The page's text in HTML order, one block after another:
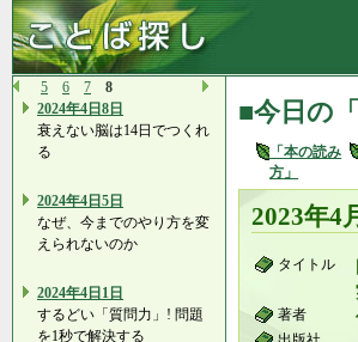
5 6 7
8
2024年4日8日
衰えない脳は14日でつくれ
る
2024年4日5日
なぜ、今までのやり方を変
えられないのか
2024年4日1日
するどい「質問力」! 問題
を1秒で解決する
■今日の
「本の読み
方」
2023年4
タイトル
著者